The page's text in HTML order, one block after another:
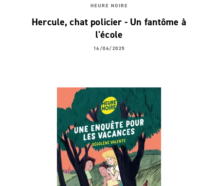
HEURE NOIRE
Hercule, chat policier - Un fantôme à
l'école
16/04/2025